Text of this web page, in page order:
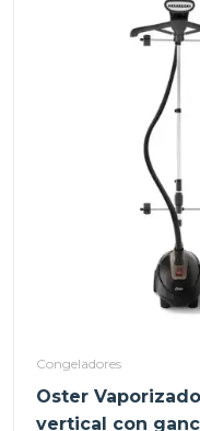
Congeladores
Oster
vertical con